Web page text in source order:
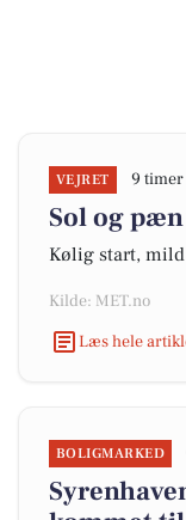
VEJRET 9
Sol og
Kølig start,
Kilde: MET.no
Læs hele
BOLIGMARKED